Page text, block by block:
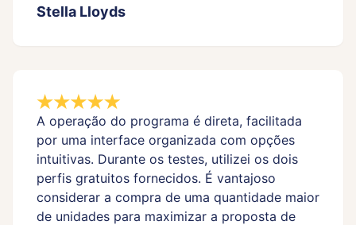
Stella Lloyds
A operação do programa é direta, facilitada
por uma interface organizada com opções
intuitivas. Durante os testes, utilizei os dois
perfis gratuitos fornecidos. É vantajoso
considerar a compra de uma quantidade maior
de unidades para maximizar a proposta de